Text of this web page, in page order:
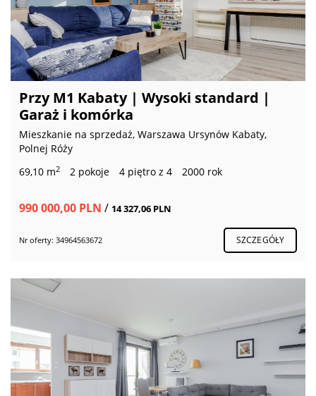
Przy M1 Kabaty | Wysoki standard |
Garaż i komórka
Mieszkanie na sprzedaż, Warszawa Ursynów Kabaty,
Polnej Róży
69,10 m2 2 pokoje 4 piętro z 4 2000 rok
990 000,00 PLN / 14 327,06 PLN
Nr oferty: 34964563672 SZCZEGÓŁY